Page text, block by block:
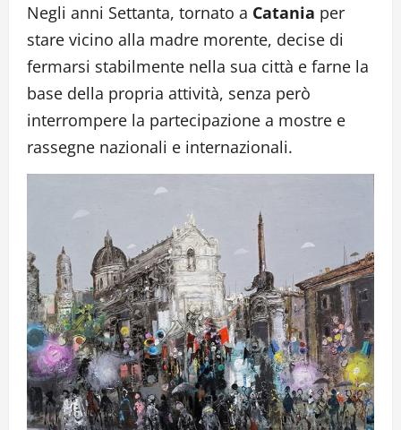
Negli anni Settanta, tornato a Catania per
stare vicino alla madre morente, decise di
fermarsi stabilmente nella sua città e farne la
base della propria attività, senza però
interrompere la partecipazione a mostre e
rassegne nazionali e internazionali.